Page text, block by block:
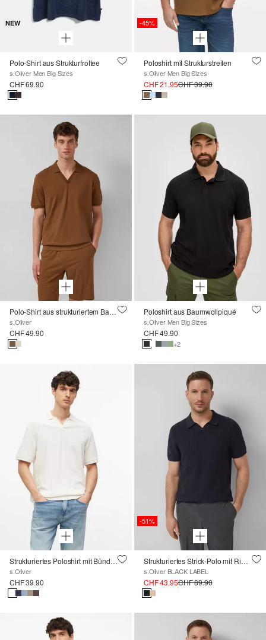
NEW
Polo-Shirt aus Strukturfrottee
s.Oliver Men Big Sizes
CHF 69.90
-45%
Poloshirt mit Strukturstreifen
s.Oliver Men Big Sizes
CHF 21.95CHF 39.90
Polo-Shirt aus strukturiertem Baumwolljersey
s.Oliver
CHF 49.90
Poloshirt aus Baumwollpiqué
s.Oliver Men Big Sizes
CHF 49.90
+2
Strukturiertes Poloshirt mit Bündchen
s.Oliver
CHF 39.90
-51%
Strukturiertes Strick-Polo mit Rippbündchen
s.Oliver BLACK LABEL
CHF 43.95CHF 89.90